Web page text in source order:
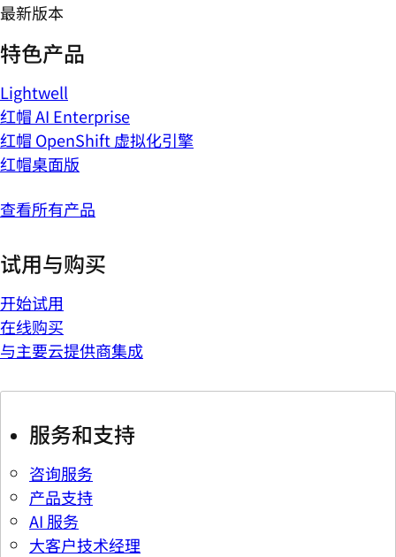
最新版本
特色产品
Lightwell
红帽 AI Enterprise
红帽 OpenShift 虚拟化引擎
红帽桌面版
查看所有产品
试用与购买
开始试用
在线购买
与主要云提供商集成
服务和支持
咨询服务
产品支持
AI 服务
大客户技术经理